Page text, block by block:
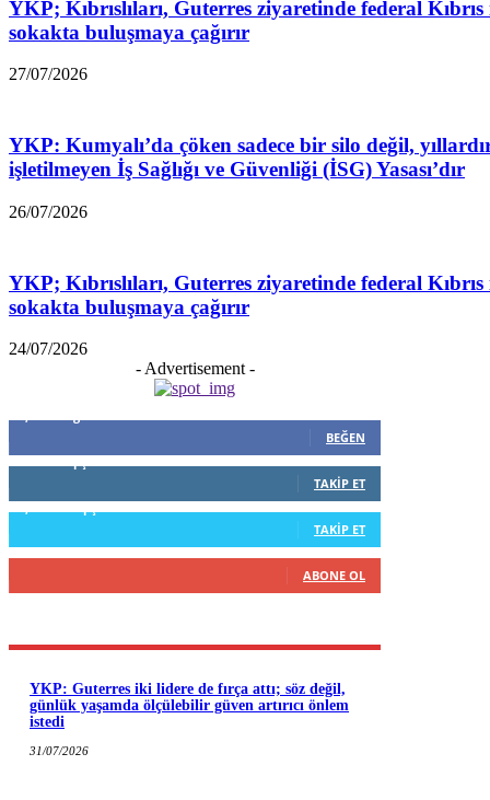
YKP; Kıbrıslıları, Guterres ziyaretinde federal
sokakta buluşmaya çağırır
27/07/2026
YKP: Kumyalı’da çöken sadece bir silo değil,
işletilmeyen İş Sağlığı ve Güvenliği (İSG) Yasası’dır
26/07/2026
YKP; Kıbrıslıları, Guterres ziyaretinde federal
sokakta buluşmaya çağırır
24/07/2026
- Advertisement -
BEĞEN
TAKIP ET
TAKIP ET
ABONE OL
YKP: Guterres iki lidere de fırça attı; söz değil,
günlük yaşamda ölçülebilir güven artırıcı önlem
istedi
31/07/2026